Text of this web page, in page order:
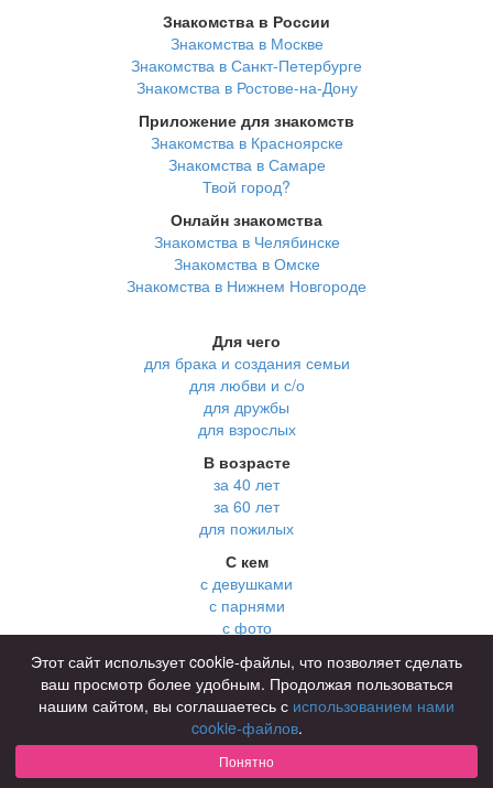
Знакомства в России
Знакомства в Москве
Знакомства в Санкт-Петербурге
Знакомства в Ростове-на-Дону
Приложение для знакомств
Знакомства в Красноярске
Знакомства в Самаре
Твой город?
Онлайн знакомства
Знакомства в Челябинске
Знакомства в Омске
Знакомства в Нижнем Новгороде
Для чего
для брака и создания семьи
для любви и с/о
для дружбы
для взрослых
В возрасте
за 40 лет
за 60 лет
для пожилых
С кем
с девушками
с парнями
с фото
В стране
Россия
Советы
Знакомства для взрослых
КОНФИДЕНЦИАЛЬНОСТЬ
Правила
Этот сайт использует cookie-файлы, что позволяет сделать
ваш просмотр более удобным. Продолжая пользоваться
нашим сайтом, вы соглашаетесь с использованием нами
cookie-файлов.
Понятно